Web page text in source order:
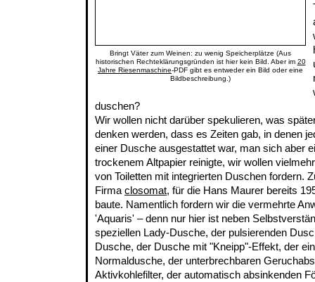
Bringt Väter zum Weinen: zu wenig Speicherplätze (Aus
historischen Rechteklärungsgründen ist hier kein Bild. Aber im 20
Jahre Riesenmaschine-PDF gibt es entweder ein Bild oder eine
Bildbeschreibung.)
duschen?
Wir wollen nicht darüber spekulieren, was
denken werden, dass es Zeiten gab, in denen
einer Dusche ausgestattet war, man sich aber
trockenem Altpapier reinigte, wir wollen
von Toiletten mit integrierten Duschen fordern.
Firma closomat, für die Hans Maurer bereits
baute. Namentlich fordern wir die vermehrte
'Aquaris' – denn nur hier ist neben
speziellen Lady-Dusche, der pulsierenden
Dusche, der Dusche mit "Kneipp"-Effekt, der
Normaldusche, der unterbrechbaren
Aktivkohlefilter, der automatisch absinkenden